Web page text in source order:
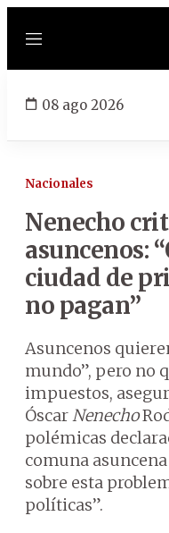
Menú
08 ago 2026
Nacionales
Nenecho
asuncenos:
ciudad de
no pagan”
Asuncenos
mundo”, pero no
impuestos,
ÓscarNenecho
polémicas
comuna
sobre esta
políticas”.